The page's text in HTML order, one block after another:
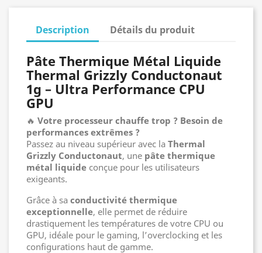
Description Détails du produit
Pâte Thermique Métal Liquide
Thermal Grizzly Conductonaut
1g – Ultra Performance CPU
GPU
🔥 Votre processeur chauffe trop ? Besoin de
performances extrêmes ?
Passez au niveau supérieur avec la Thermal
Grizzly Conductonaut, une pâte thermique
métal liquide conçue pour les utilisateurs
exigeants.
Grâce à sa conductivité thermique
exceptionnelle, elle permet de réduire
drastiquement les températures de votre CPU ou
GPU, idéale pour le gaming, l’overclocking et les
configurations haut de gamme.